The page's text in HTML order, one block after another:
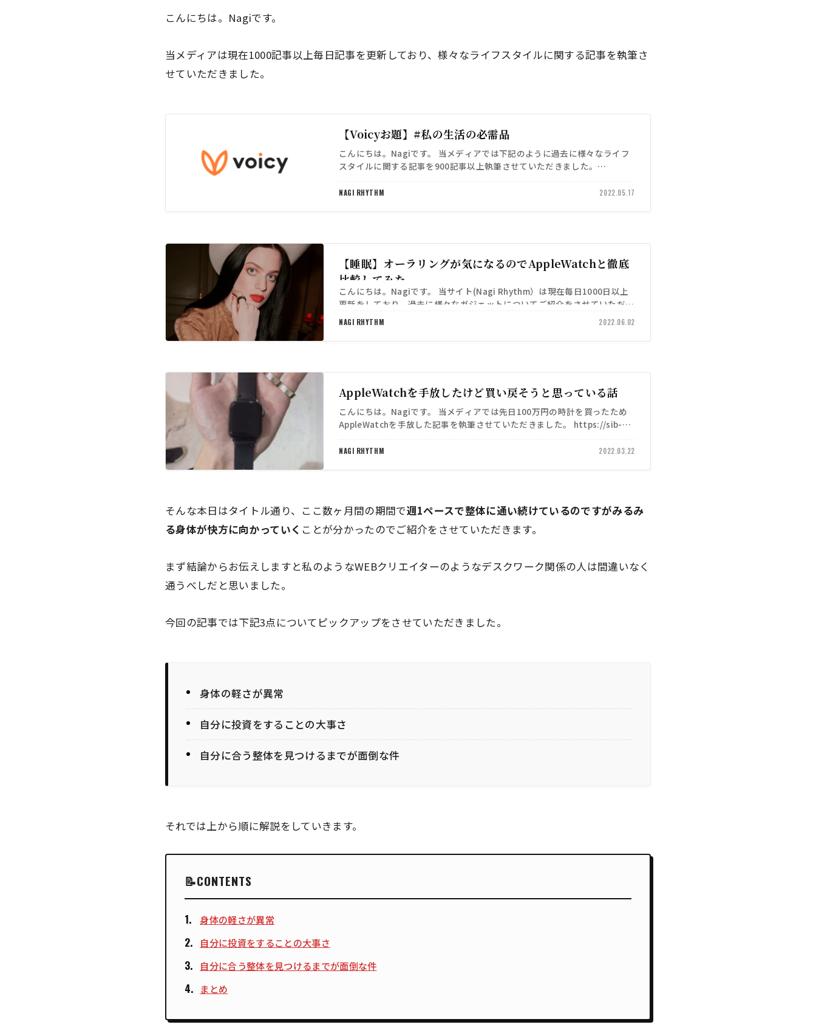
こんにちは。Nagiです。
当メディアは現在1000記事以上毎日記事を更新しており、様々なライフスタイルに関する記事を執筆さ
せていただきました。
【Voicyお題】#私の生活の必需品
こんにちは。Nagiです。 当メディアでは下記のように過去に様々なライフ
スタイルに関する記事を900記事以上執筆させていただきました。
NAGI RHYTHM 2022.05.17
【睡眠】オーラリングが気になるのでAppleWatchと徹底
比較してみた
こんにちは。Nagiです。 当サイト(Nagi Rhythm）は現在毎日1000日以上
更新をしており、過去に様々なガジェットについてご紹介をさせていただき
ました。 そんな本日はタイトル通り、オーラリン…
NAGI RHYTHM 2022.06.02
AppleWatchを手放したけど買い戻そうと思っている話
こんにちは。Nagiです。 当メディアでは先日100万円の時計を買ったため
AppleWatchを手放した記事を執筆させていただきました。 https://sib-
NAGI RHYTHM 2022.03.22
そんな本日はタイトル通り、ここ数ヶ月間の期間で週1ペースで整体に通い続けているのですがみるみ
る身体が快方に向かっていく ことが分かったのでご紹介をさせていただきます。
まず結論からお伝えしますと私のようなWEBクリエイターのようなデスクワーク関係の人は間違いなく
通うべしだと思いました。
今回の記事では下記3点についてピックアップをさせていただきました。
身体の軽さが異常
自分に投資をすることの大事さ
自分に合う整体を見つけるまでが面倒な件
それでは上から順に解説をしていきます。
CONTENTS
身体の軽さが異常
自分に投資をすることの大事さ
自分に合う整体を見つけるまでが面倒な件
まとめ